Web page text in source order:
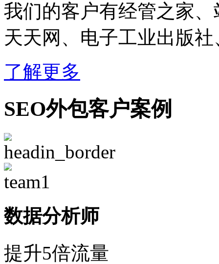
我们的客户有经管之家
天天网、电子工业出版
了解更多
SEO外包客户案例
数据分析师
提升5倍流量